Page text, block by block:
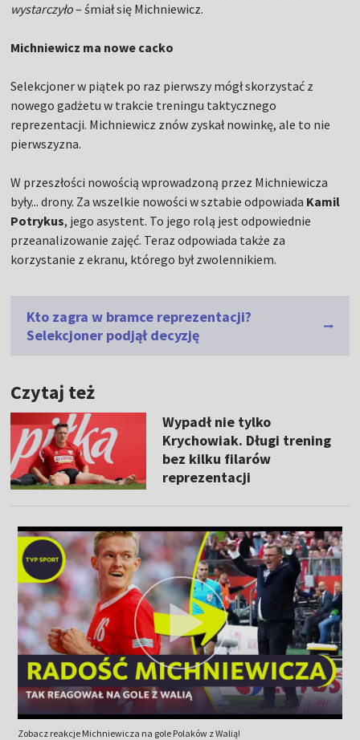
wystarczyło– śmiał się Michniewicz.
Michniewicz ma nowe cacko
Selekcjoner w piątek po raz pierwszy mógł skorzystać z
nowego gadżetu w trakcie treningu taktycznego
reprezentacji. Michniewicz znów zyskał nowinkę, ale to nie
pierwszyzna.
W przeszłości nowością wprowadzoną przez Michniewicza
były... drony. Za wszelkie nowości w sztabie odpowiada Kamil
Potrykus, jego asystent. To jego rolą jest odpowiednie
przeanalizowanie zajęć. Teraz odpowiada także za
korzystanie z ekranu, którego był zwolennikiem.
Kto zagra w bramce reprezentacji?
Selekcjoner podjął decyzję
Czytaj też
Wypadł nie tylko
Krychowiak. Długi trening
bez kilku filarów
reprezentacji
Zobacz reakcje Michniewicza na gole Polaków z Walią!